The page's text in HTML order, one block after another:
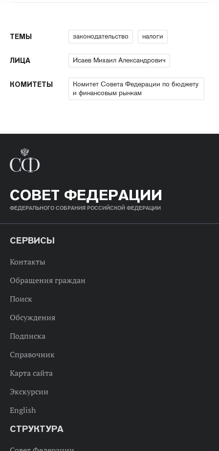
ТЕМЫ законодательство налоги
ЛИЦА Исаев Михаил Александрович
КОМИТЕТЫ
Комитет Совета Федерации по бюджету
и финансовым рынкам
СОВЕТ ФЕДЕРАЦИИ
ФЕДЕРАЛЬНОГО СОБРАНИЯ РОССИЙСКОЙ ФЕДЕРАЦИИ
СЕРВИСЫ
Контакты
Обращения граждан
Поиск
Обсуждения
Подписка
Справочник
Карта сайта
Экскурсии
English
СТРУКТУРА